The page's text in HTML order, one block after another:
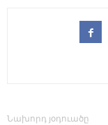
Նախորդ յօդուածը